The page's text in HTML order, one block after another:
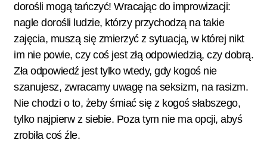
dorośli mogą tańczyć! Wracając do improwizacji:
nagle dorośli ludzie, którzy przychodzą na takie
zajęcia, muszą się zmierzyć z sytuacją, w której nikt
im nie powie, czy coś jest złą odpowiedzią, czy dobrą.
Zła odpowiedź jest tylko wtedy, gdy kogoś nie
szanujesz, zwracamy uwagę na seksizm, na rasizm.
Nie chodzi o to, żeby śmiać się z kogoś słabszego,
tylko najpierw z siebie. Poza tym nie ma opcji, abyś
zrobiła coś źle.